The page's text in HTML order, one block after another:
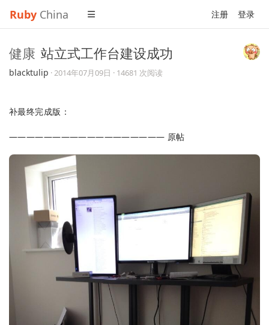
Ruby China 注册 登录
健康 站立式工作台建设成功
blacktulip ·2014年07月09日 · 14681 次阅读
补最终完成版：
—————————————————— 原帖